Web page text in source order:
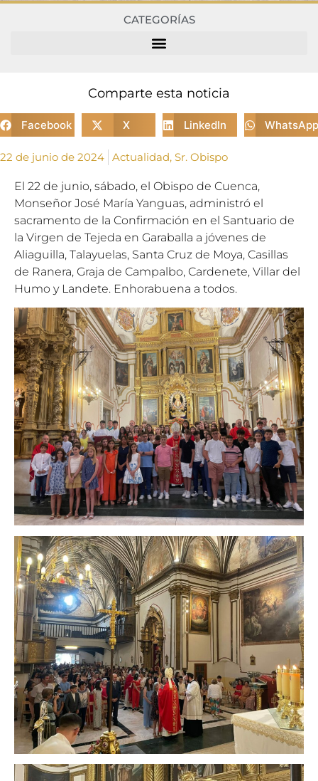
CATEGORÍAS
Comparte esta noticia
Facebook X LinkedIn WhatsApp
22 de junio de 2024 Actualidad, Sr. Obispo
El 22 de junio, sábado, el Obispo de Cuenca,
Monseñor José María Yanguas, administró el
sacramento de la Confirmación en el Santuario de
la Virgen de Tejeda en Garaballa a jóvenes de
Aliaguilla, Talayuelas, Santa Cruz de Moya, Casillas
de Ranera, Graja de Campalbo, Cardenete, Villar del
Humo y Landete. Enhorabuena a todos.